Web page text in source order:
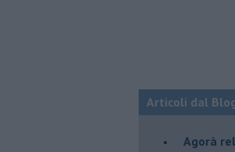
Articoli dal
​Agorà